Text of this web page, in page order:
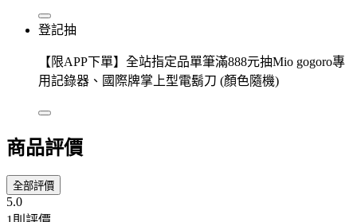
登記抽
【限APP下單】全站指定品單筆滿888元抽Mio gogoro專
用記錄器、國際牌掌上型電鬍刀 (顏色隨機)
商品評價
全部評價
5.0